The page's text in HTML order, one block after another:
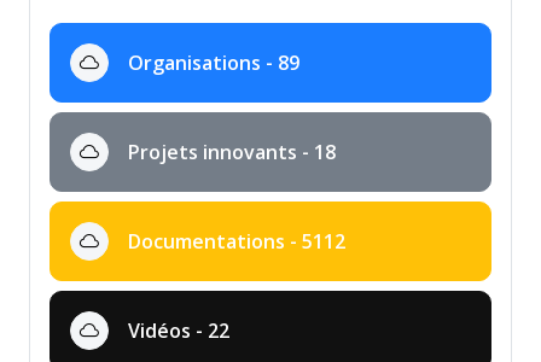
Organisations - 89
Projets innovants - 18
Documentations - 5112
Vidéos - 22